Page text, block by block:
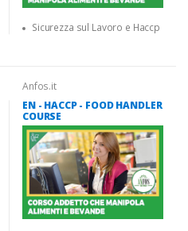
Sicurezza sul Lavoro e Haccp
Anfos.it
EN - HACCP - FOOD HANDLER
COURSE